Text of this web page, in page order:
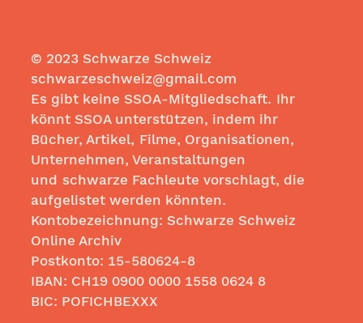
© 2023 Schwarze Schweiz
schwarzeschweiz@gmail.com
Es gibt keine SSOA-Mitgliedschaft. Ihr
könnt SSOA unterstützen, indem ihr
Bücher, Artikel, Filme, Organisationen,
Unternehmen, Veranstaltungen
und schwarze Fachleute vorschlagt, die
aufgelistet werden könnten.
Kontobezeichnung: Schwarze Schweiz
Online Archiv
Postkonto: 15-580624-8
IBAN: CH19 0900 0000 1558 0624 8
BIC: POFICHBEXXX